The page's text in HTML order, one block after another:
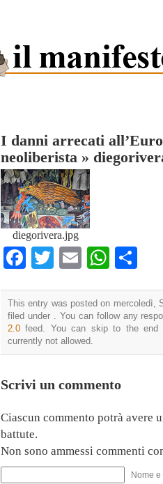
I danni arrecati
neoliberista »
diegorivera.jpg
Facebook
TwitterEmail
This entry was posted on mercoledì,
filed under . You can follow any
2.0 feed. You can skip to the end
currently not allowed.
Scrivi un commento
Ciascun commento potrà avere
battute.
Non sono ammessi commenti
Nome